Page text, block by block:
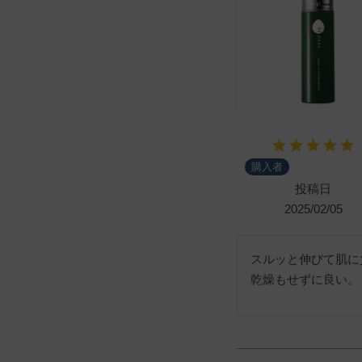
購入者
投稿日
2025/02/05
スルッと伸びて肌に
乾燥もせずに良い。